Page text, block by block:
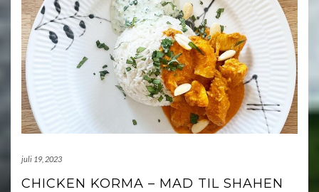
juli 19, 2023
CHICKEN KORMA – MAD TIL SHAHEN